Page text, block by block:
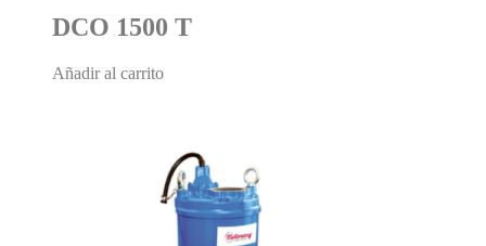
DCO 1500 T
Añadir al carrito